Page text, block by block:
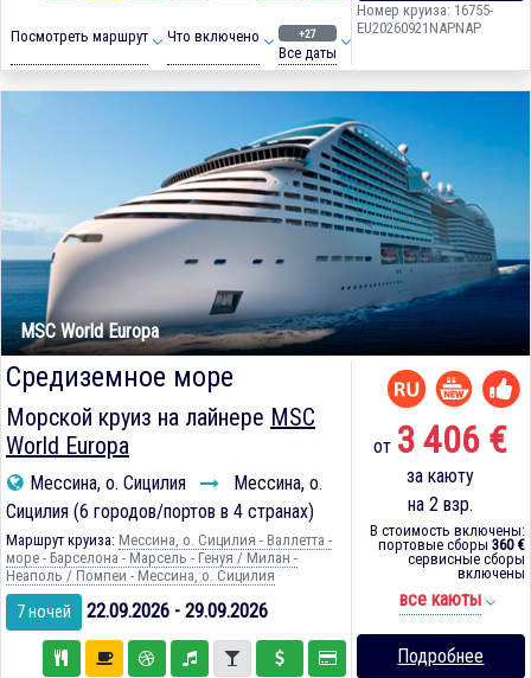
Посмотреть маршрут Что включено +27
Все даты
Номер круиза: 16755-
EU20260921NAPNAP
MSC World Europa
Средиземное море
Морской круиз на лайнере MSC
World Europa
Мессина, о. Сицилия
Мессина, о.
Сицилия (6 городов/портов в 4 странах)
Маршрут круиза: Мессина, о. Сицилия - Валлетта -
море - Барселона - Марсель - Генуя / Милан -
Неаполь / Помпеи - Мессина, о. Сицилия
7 ночей 22.09.2026 - 29.09.2026
от 3 406 €
за каюту
на 2 взр.
В стоимость включены:
портовые сборы 360 €
сервисные сборы
включены
все каюты
Подробнее